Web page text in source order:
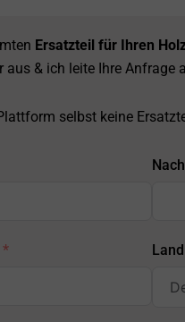
Ersatzteil für Ihren
& ich leite Ihre Anfrage
selbst keine
Land